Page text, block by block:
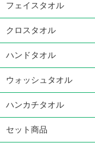
フェイスタオル
クロスタオル
ハンドタオル
ウォッシュタオル
ハンカチタオル
セット商品